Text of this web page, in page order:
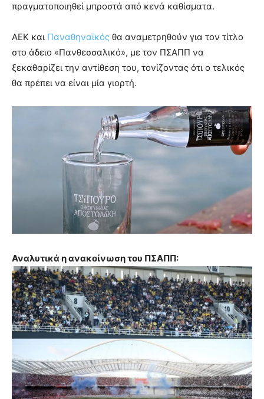
πραγματοποιηθεί μπροστά από κενά καθίσματα.
ΑΕΚ και Παναθηναϊκός θα αναμετρηθούν για τον τίτλο
στο άδειο «Πανθεσσαλικό», με τον ΠΣΑΠΠ να
ξεκαθαρίζει την αντίθεση του, τονίζοντας ότι ο τελικός
θα πρέπει να είναι μία γιορτή.
Αναλυτικά η ανακοίνωση του ΠΣΑΠΠ: